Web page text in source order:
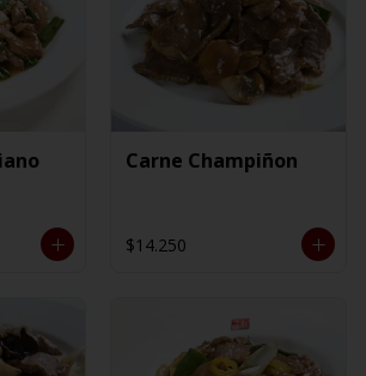
Carne Champiñon
$14.250